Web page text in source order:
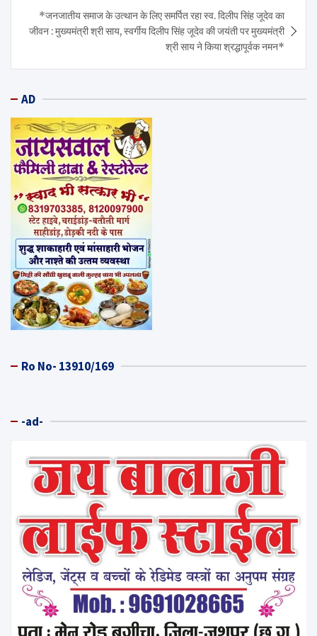
*जनजातीय समाज के उत्थान के लिए समर्पित रहा स्व. दिलीप सिंह जूदेव का
जीवन : मुख्यमंत्री श्री साय, स्वर्गीय दिलीप सिंह जूदेव की जयंती पर मुख्यमंत्री
श्री साय ने किया श्रद्धापूर्वक नमन*
AD
Ro No- 13910/169
-ad-